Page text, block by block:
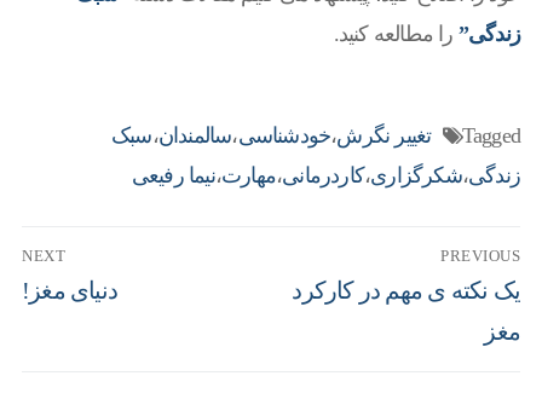
زندگی” را مطالعه کنید.
Tagged تغییر نگرش،خودشناسی،سالمندان،سبک
زندگی،شکرگزاری،کاردرمانی،مهارت،نیما رفیعی
PREVIOUS
یک نکته ی مهم در کارکرد
مغز
NEXT
دنیای مغز!